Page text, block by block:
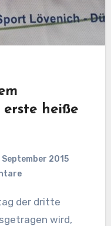
erste heiße
September 2015
wird,